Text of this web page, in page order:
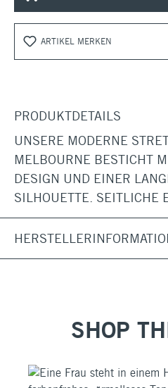
ARTIKEL MERKEN
PRODUKTDETAILS
UNSERE MODERNE
MELBOURNE BESTICHT
DESIGN UND EINER
SILHOUETTE. SEITLICHE
SHOP